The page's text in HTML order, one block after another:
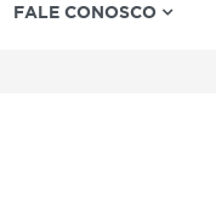
FALE CONOSCO